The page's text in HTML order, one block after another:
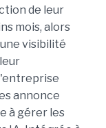
de leur
mois, alors
visibilité
annonce
à gérer les